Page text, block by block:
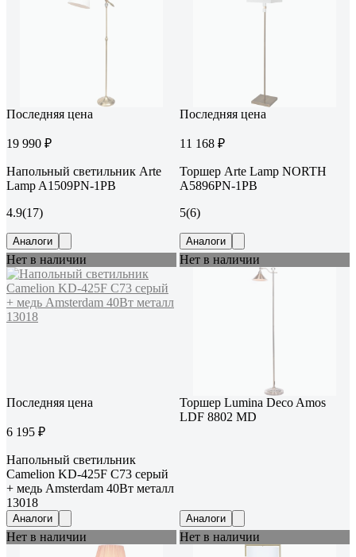
Последняя цена
19 990 ₽
Напольный светильник Arte
Lamp A1509PN-1PB
4.9(17)
Аналоги
Последняя цена
11 168 ₽
Торшер Arte Lamp NORTH
A5896PN-1PB
5(6)
Аналоги
Нет в наличии
Последняя цена
6 195 ₽
Напольный светильник
Camelion KD-425F С73 серый
+ медь Amsterdam 40Вт металл
13018
Аналоги
Нет в наличии
Торшер Lumina Deco Amos
LDF 8802 MD
Аналоги
Нет в наличии Нет в наличии